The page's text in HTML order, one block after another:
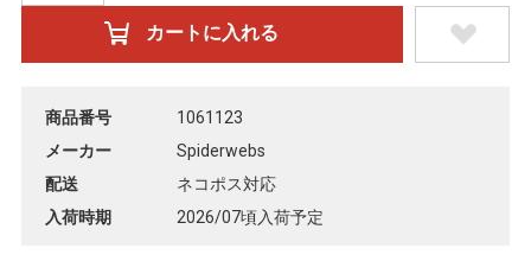
商品番号
1061123
メーカー
Spiderwebs
配送
ネコポス対応
入荷時期
2026/07頃入荷予定